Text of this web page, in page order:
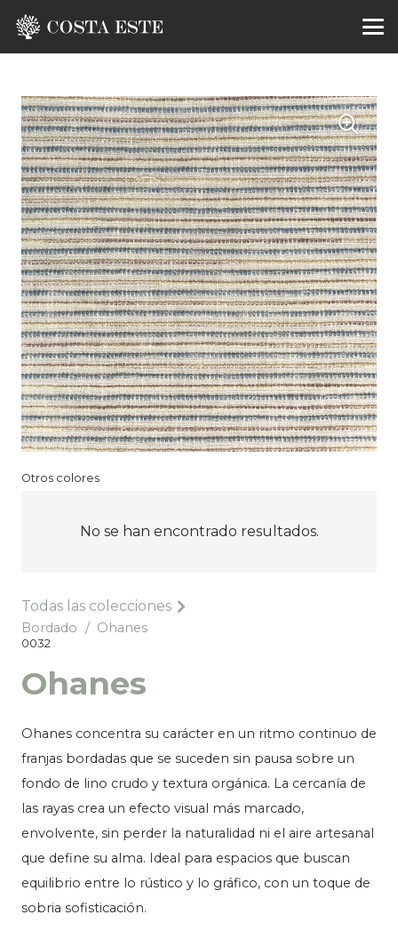
Otros colores
No se han encontrado resultados.
Todas las colecciones
Bordado / Ohanes
0032
Ohanes
Ohanes concentra su carácter en un ritmo continuo de
franjas bordadas que se suceden sin pausa sobre un
fondo de lino crudo y textura orgánica. La cercanía de
las rayas crea un efecto visual más marcado,
envolvente, sin perder la naturalidad ni el aire artesanal
que define su alma. Ideal para espacios que buscan
equilibrio entre lo rústico y lo gráfico, con un toque de
sobria sofisticación.